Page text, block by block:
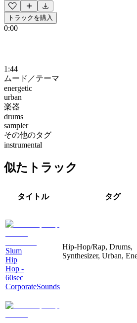
トラックを購入
0:00
1:44
ムード／テーマ
energetic
urban
楽器
drums
sampler
その他のタグ
instrumental
似たトラック
タイトル タグ
Slum
Hip
Hop -
60sec
CorporateSounds
Hip-Hop/Rap, Drums,
Synthesizer, Urban,